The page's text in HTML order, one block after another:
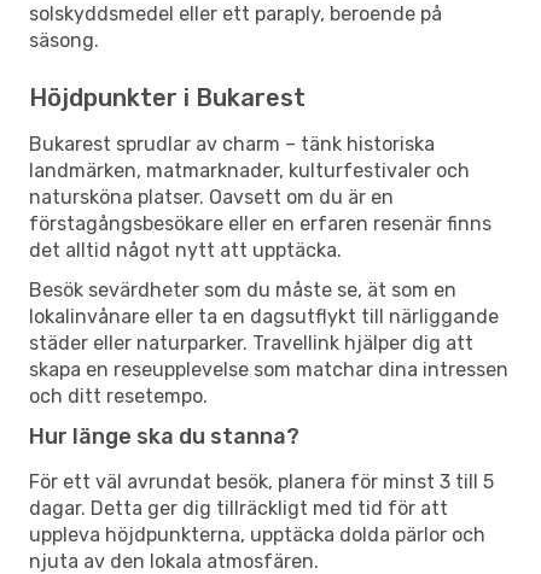
solskyddsmedel eller ett paraply, beroende på
säsong.
Höjdpunkter i Bukarest
Bukarest sprudlar av charm – tänk historiska
landmärken, matmarknader, kulturfestivaler och
natursköna platser. Oavsett om du är en
förstagångsbesökare eller en erfaren resenär finns
det alltid något nytt att upptäcka.
Besök sevärdheter som du måste se, ät som en
lokalinvånare eller ta en dagsutflykt till närliggande
städer eller naturparker. Travellink hjälper dig att
skapa en reseupplevelse som matchar dina intressen
och ditt resetempo.
Hur länge ska du stanna?
För ett väl avrundat besök, planera för minst 3 till 5
dagar. Detta ger dig tillräckligt med tid för att
uppleva höjdpunkterna, upptäcka dolda pärlor och
njuta av den lokala atmosfären.